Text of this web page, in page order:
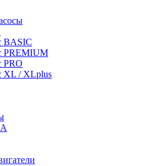
BASIC
PREMIUM
PRO
XL / XLplus